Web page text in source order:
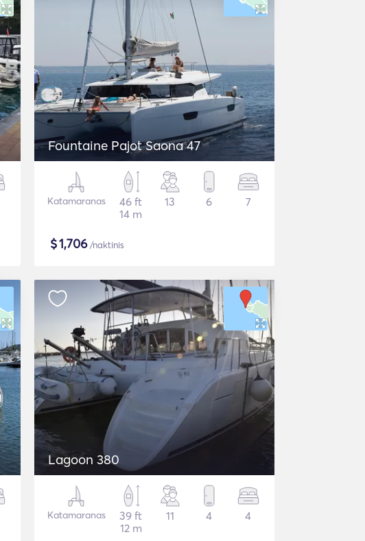
Fountaine Pajot Saona 47
Katamaranas
46 ft
14 m
13 6 7
$1,706/naktinis
Lagoon 380
Katamaranas
39 ft
12 m
11 4 4